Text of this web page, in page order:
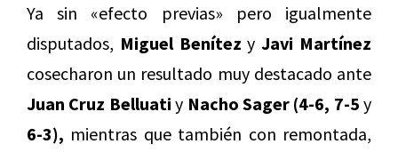
Ya sin «efecto previas» pero igualmente
disputados, Miguel Benítez yJavi Martínez
cosecharon un resultado muy destacado ante
Juan Cruz Belluati y Nacho Sager (4-6, 7-5 y
6-3), mientras que también con remontada,